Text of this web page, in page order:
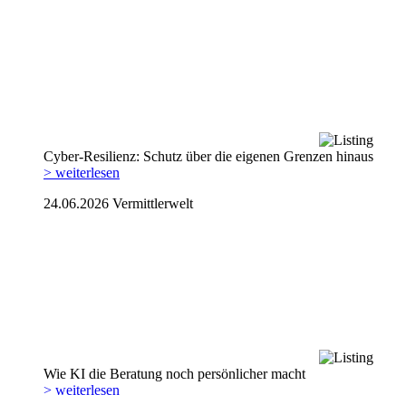
Cyber-Resilienz: Schutz über die eigenen Grenzen hinaus
> weiterlesen
24.06.2026 Vermittlerwelt
Wie KI die Beratung noch persönlicher macht
> weiterlesen